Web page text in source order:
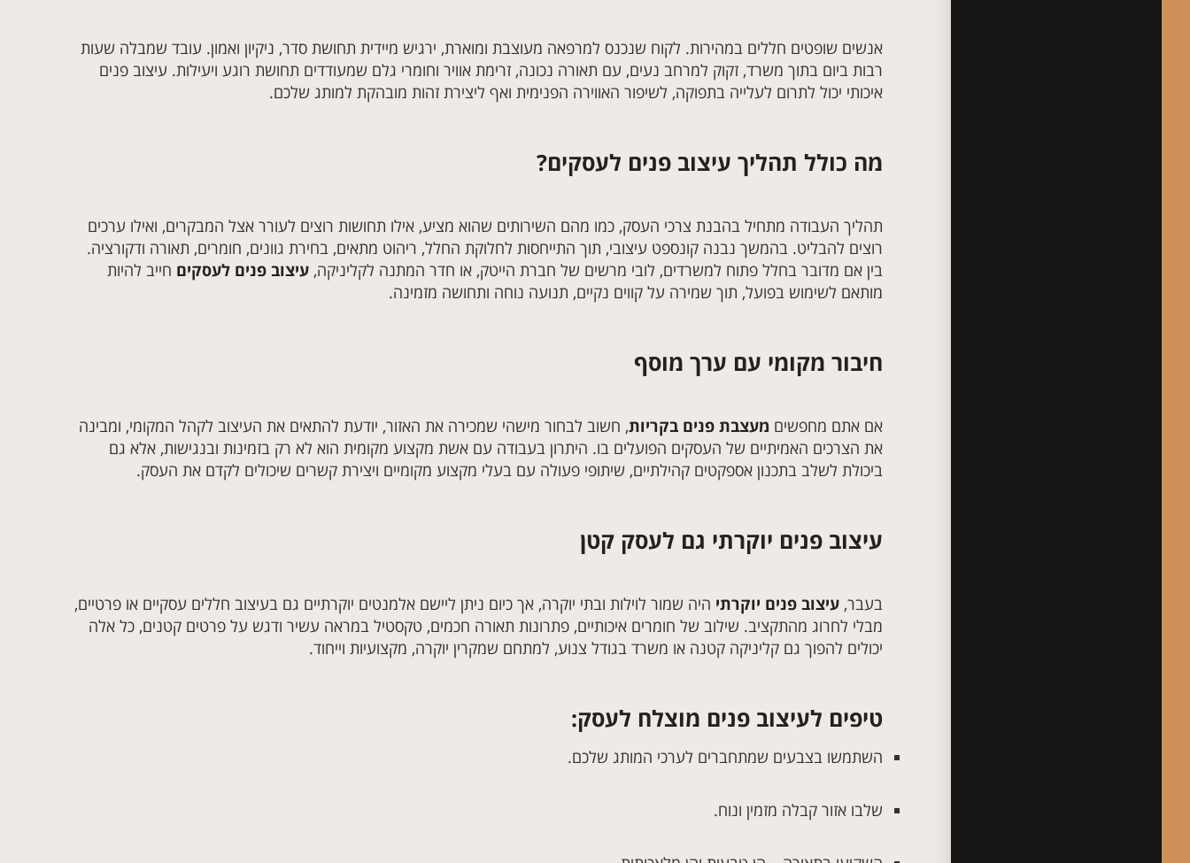
אנשים שופטים חללים במהירות. לקוח שנכנס למרפאה מעוצבת ומוארת, ירגיש מיידית תחושת סדר, ניקיון ואמון. עובד שמבלה שעות
רבות ביום בתוך משרד, זקוק למרחב נעים, עם תאורה נכונה, זרימת אוויר וחומרי גלם שמעודדים תחושת רוגע ויעילות. עיצוב פנים
איכותי יכול לתרום לעלייה בתפוקה, לשיפור האווירה הפנימית ואף ליצירת זהות מובהקת למותג שלכם.
מה כולל תהליך עיצוב פנים לעסקים?
תהליך העבודה מתחיל בהבנת צרכי העסק, כמו מהם השירותים שהוא מציע, אילו תחושות רוצים לעורר אצל המבקרים, ואילו ערכים
רוצים להבליט. בהמשך נבנה קונספט עיצובי, תוך התייחסות לחלוקת החלל, ריהוט מתאים, בחירת גוונים, חומרים, תאורה ודקורציה.
בין אם מדובר בחלל פתוח למשרדים, לובי מרשים של חברת הייטק, או חדר המתנה לקליניקה, עיצוב פנים לעסקים חייב להיות
מותאם לשימוש בפועל, תוך שמירה על קווים נקיים, תנועה נוחה ותחושה מזמינה.
חיבור מקומי עם ערך מוסף
אם אתם מחפשים מעצבת פנים בקריות, חשוב לבחור מישהי שמכירה את האזור, יודעת להתאים את העיצוב לקהל המקומי, ומבינה
את הצרכים האמיתיים של העסקים הפועלים בו. היתרון בעבודה עם אשת מקצוע מקומית הוא לא רק בזמינות ובנגישות, אלא גם
ביכולת לשלב בתכנון אספקטים קהילתיים, שיתופי פעולה עם בעלי מקצוע מקומיים ויצירת קשרים שיכולים לקדם את העסק.
עיצוב פנים יוקרתי גם לעסק קטן
בעבר, עיצוב פנים יוקרתי היה שמור לוילות ובתי יוקרה, אך כיום ניתן ליישם אלמנטים יוקרתיים גם בעיצוב חללים עסקיים או פרטיים,
מבלי לחרוג מהתקציב. שילוב של חומרים איכותיים, פתרונות תאורה חכמים, טקסטיל במראה עשיר ודגש על פרטים קטנים, כל אלה
יכולים להפוך גם קליניקה קטנה או משרד בגודל צנוע, למתחם שמקרין יוקרה, מקצועיות וייחוד.
טיפים לעיצוב פנים מוצלח לעסק:
השתמשו בצבעים שמתחברים לערכי המותג שלכם.
שלבו אזור קבלה מזמין ונוח.